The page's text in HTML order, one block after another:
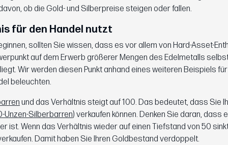
ob die Gold- und Silberpreise steigen oder fallen.
für den Handel nutzt
sollten Sie wissen, dass es vor allem von Hard-Asset-
auf dem Erwerb größerer Mengen des Edelmetalls
Wir werden diesen Punkt anhand eines weiteren Beispiels
beleuchten.
und das Verhältnis steigt auf 100. Das bedeutet, dass Sie
Unzen-Silberbarren) verkaufen können. Denken Sie daran, dass
ist. Wenn das Verhältnis wieder auf einen Tiefstand von 50
Damit haben Sie Ihren Goldbestand verdoppelt.